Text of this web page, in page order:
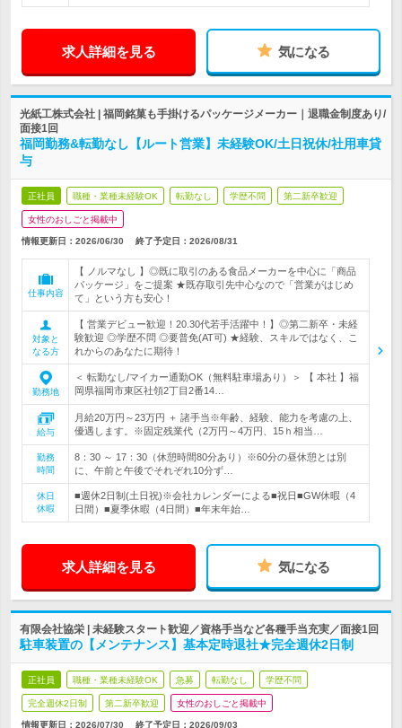
求人詳細を見る 気になる
光紙工株式会社 | 福岡銘菓も手掛けるパッケージメーカー｜退職金制度あり/
面接1回
福岡勤務&転勤なし【ルート営業】未経験OK/土日祝休/社用車貸
与
正社員 職種・業種未経験OK 転勤なし 学歴不問 第二新卒歓迎
女性のおしごと掲載中
情報更新日：2026/06/30 終了予定日： 2026/08/31
仕事内容
【 ノルマなし 】◎既に取引のある食品メーカーを中心に「商品
パッケージ」をご提案 ★既存取引先中心なので「営業がはじめ
て」という方も安心！
対象と
なる方
【 営業デビュー歓迎！20.30代若手活躍中！】◎第二新卒・未経
験歓迎 ◎学歴不問 ◎要普免(AT可) ★経験、スキルではなく、こ
れからのあなたに期待！
勤務地
＜ 転勤なし/マイカー通勤OK（無料駐車場あり）＞ 【 本社 】福
岡県福岡市東区社領2丁目2番14…
給与
月給20万円～23万円 ＋ 諸手当※年齢、経験、能力を考慮の上、
優遇します。※固定残業代（2万円～4万円、15ｈ相当…
勤務
時間
8：30 ～ 17：30（休憩時間80分あり）※60分の昼休憩とは別
に、午前と午後でそれぞれ10分ず…
休日
休暇
■週休2日制(土日祝)※会社カレンダーによる■祝日■GW休暇（4
日間）■夏季休暇（4日間）■年末年始…
求人詳細を見る 気になる
有限会社協栄 | 未経験スタート歓迎／資格手当など各種手当充実／面接1回
駐車装置の【メンテナンス】基本定時退社★完全週休2日制
正社員 職種・業種未経験OK 急募 転勤なし 学歴不問
完全週休2日制 第二新卒歓迎 女性のおしごと掲載中
情報更新日：2026/07/30 終了予定日： 2026/09/03